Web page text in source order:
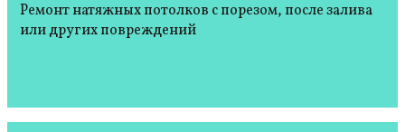
Ремонт натяжных потолков с порезом, после залива
или других повреждений